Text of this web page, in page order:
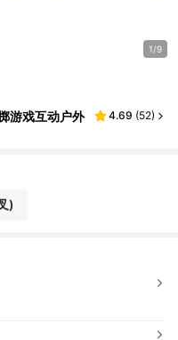
1/9
游戏互动户外
4.69 (52)
)